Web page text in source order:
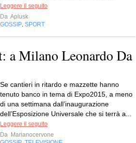
Leggere il seguito
Da Aplusk
GOSSIP SPORT
a Milano Leonardo Da
Se cantieri in ritardo e mazzette hanno
tenuto banco in tema di Expo2015, a meno
di una settimana dall’inaugurazione
dell’Esposizione Universale che si terrà a...
Leggere il seguito
Da Marianocervone